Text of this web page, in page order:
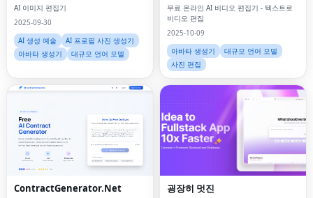
AI 이미지 편집기
2025-09-30
AI 생성 예술
AI 프로필 사진 생성기
아바타 생성기
대규모 언어 모델
무료 온라인 AI 비디오 편집기 - 텍스트로
비디오 편집
2025-10-09
아바타 생성기
대규모 언어 모델
사진 편집
ContractGenerator.Net 굉장히 멋진